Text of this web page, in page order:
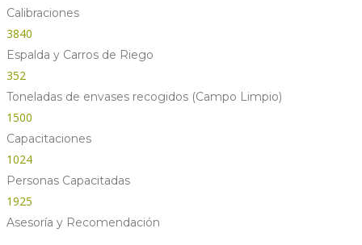
Calibraciones
3840
Espalda y Carros de Riego
352
Toneladas de envases recogidos (Campo Limpio)
1500
Capacitaciones
1024
Personas Capacitadas
1925
Asesoría y Recomendación